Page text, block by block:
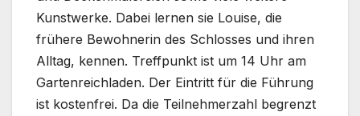
Kunstwerke. Dabei lernen sie Louise, die
frühere Bewohnerin des Schlosses und ihren
Alltag, kennen. Treffpunkt ist um 14 Uhr am
Gartenreichladen. Der Eintritt für die Führung
ist kostenfrei. Da die Teilnehmerzahl begrenzt